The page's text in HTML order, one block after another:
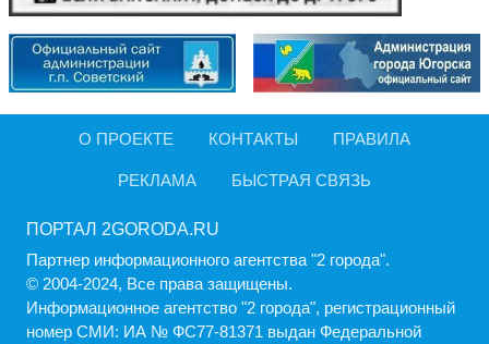
О ПРОЕКТЕ КОНТАКТЫ ПРАВИЛА
РЕКЛАМА БЫСТРАЯ СВЯЗЬ
ПОРТАЛ 2GORODA.RU
Партнер информационного агентства "2 города".
© 2004-2024, Все права защищены.
Информационное агентство "2 города", регистрационный
номер СМИ: ИА № ФС77-81371 выдан Федеральной